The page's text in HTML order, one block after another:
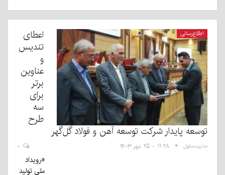
اطلاع‌رسانی
اعطای
تندیس
و
عناوین
برتر
برای
سه
طرح
توسعه پایدار شرکت توسعه آهن و فولاد گل‌گهر
مدیرمسئول ۱۱:۲۸ - ۲۵ مهر ۱۴۰۳
«رویداد
ملی تولید